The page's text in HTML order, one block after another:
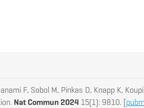
F, Sobol M, Pinkas D, Knapp K,
Nat Commun 2024 15(1): 9810. [